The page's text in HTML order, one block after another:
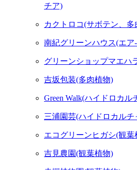
チア)
カクトロコ(サボテン、
南紀グリーンハウス(エア
グリーンショップマエハ
吉坂包装(多肉植物)
Green Walk(ハイドロカル
三浦園芸(ハイドロカル
エコグリーンヒガシ(観葉
吉見農園(観葉植物)